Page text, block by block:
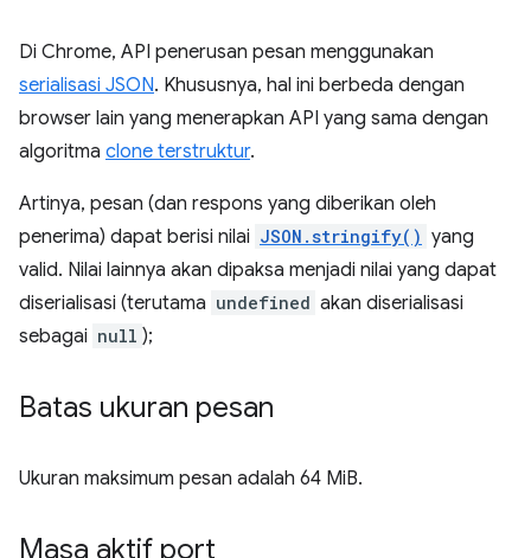
Di Chrome, API penerusan pesan menggunakan
serialisasi JSON. Khususnya, hal ini berbeda dengan
browser lain yang menerapkan API yang sama dengan
algoritma clone terstruktur.
Artinya, pesan (dan respons yang diberikan oleh
penerima) dapat berisi nilai JSON.stringify() yang
valid. Nilai lainnya akan dipaksa menjadi nilai yang dapat
diserialisasi (terutama undefined akan diserialisasi
sebagai null );
Batas ukuran pesan
Ukuran maksimum pesan adalah 64 MiB.
Masa aktif port